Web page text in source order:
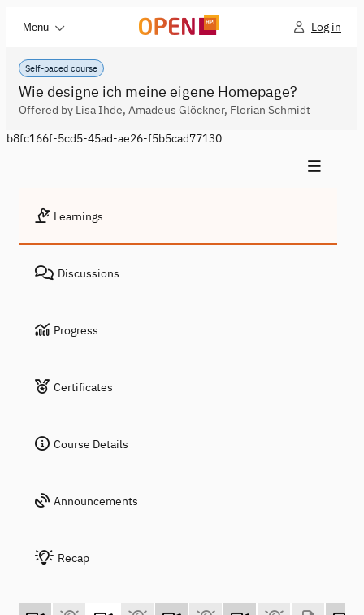
Menu Log in
Self-paced course
Wie designe ich meine eigene Homepage?
Offered by Lisa Ihde, Amadeus Glöckner, Florian Schmidt
b8fc166f-5cd5-45ad-ae26-f5b5cad77130
Learnings
Discussions
Progress
Certificates
Course Details
Announcements
Recap